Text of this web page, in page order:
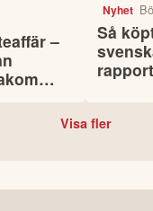
–
Nyhet
Så
Visa fler